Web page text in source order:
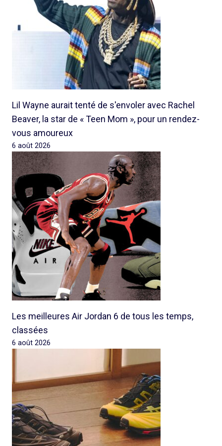
Lil Wayne aurait tenté de s'envoler avec Rachel
Beaver, la star de « Teen Mom », pour un rendez-
vous amoureux
6 août 2026
Les meilleures Air Jordan 6 de tous les temps,
classées
6 août 2026